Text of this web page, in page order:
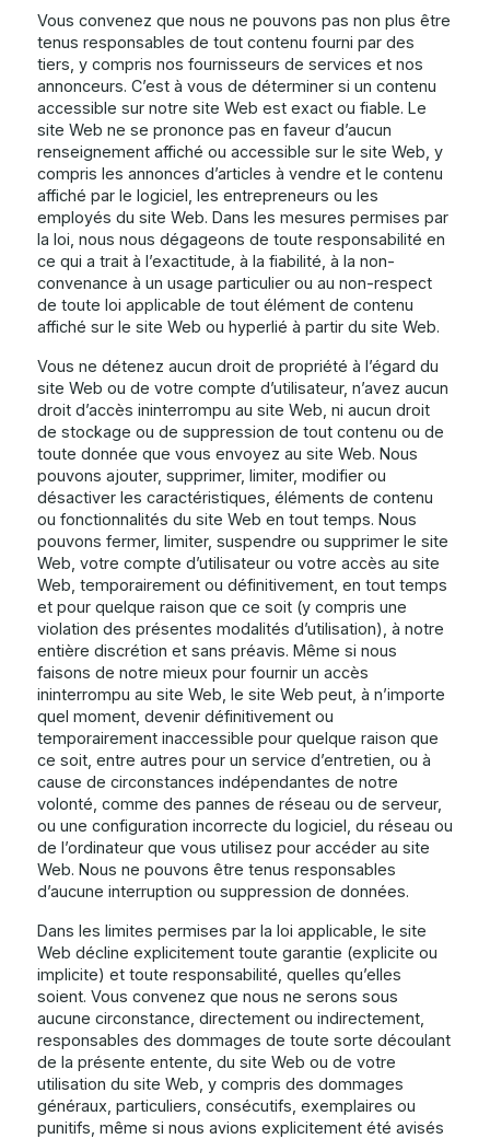
Vous convenez que nous ne pouvons pas non plus être
tenus responsables de tout contenu fourni par des
tiers, y compris nos fournisseurs de services et nos
annonceurs. C’est à vous de déterminer si un contenu
accessible sur notre site Web est exact ou fiable. Le
site Web ne se prononce pas en faveur d’aucun
renseignement affiché ou accessible sur le site Web, y
compris les annonces d’articles à vendre et le contenu
affiché par le logiciel, les entrepreneurs ou les
employés du site Web. Dans les mesures permises par
la loi, nous nous dégageons de toute responsabilité en
ce qui a trait à l’exactitude, à la fiabilité, à la non-
convenance à un usage particulier ou au non-respect
de toute loi applicable de tout élément de contenu
affiché sur le site Web ou hyperlié à partir du site Web.
Vous ne détenez aucun droit de propriété à l’égard du
site Web ou de votre compte d’utilisateur, n’avez aucun
droit d’accès ininterrompu au site Web, ni aucun droit
de stockage ou de suppression de tout contenu ou de
toute donnée que vous envoyez au site Web. Nous
pouvons ajouter, supprimer, limiter, modifier ou
désactiver les caractéristiques, éléments de contenu
ou fonctionnalités du site Web en tout temps. Nous
pouvons fermer, limiter, suspendre ou supprimer le site
Web, votre compte d’utilisateur ou votre accès au site
Web, temporairement ou définitivement, en tout temps
et pour quelque raison que ce soit (y compris une
violation des présentes modalités d’utilisation), à notre
entière discrétion et sans préavis. Même si nous
faisons de notre mieux pour fournir un accès
ininterrompu au site Web, le site Web peut, à n’importe
quel moment, devenir définitivement ou
temporairement inaccessible pour quelque raison que
ce soit, entre autres pour un service d’entretien, ou à
cause de circonstances indépendantes de notre
volonté, comme des pannes de réseau ou de serveur,
ou une configuration incorrecte du logiciel, du réseau ou
de l’ordinateur que vous utilisez pour accéder au site
Web. Nous ne pouvons être tenus responsables
d’aucune interruption ou suppression de données.
Dans les limites permises par la loi applicable, le site
Web décline explicitement toute garantie (explicite ou
implicite) et toute responsabilité, quelles qu’elles
soient. Vous convenez que nous ne serons sous
aucune circonstance, directement ou indirectement,
responsables des dommages de toute sorte découlant
de la présente entente, du site Web ou de votre
utilisation du site Web, y compris des dommages
généraux, particuliers, consécutifs, exemplaires ou
punitifs, même si nous avions explicitement été avisés